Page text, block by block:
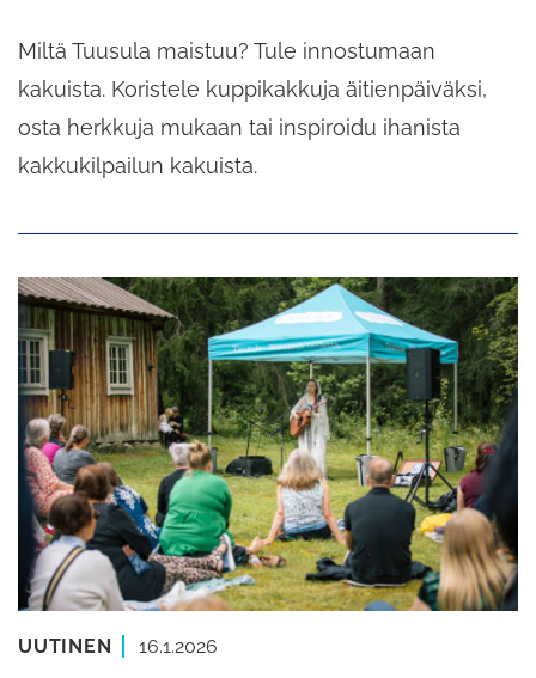
Miltä Tuusula maistuu? Tule innostumaan
kakuista. Koristele kuppikakkuja äitienpäiväksi,
osta herkkuja mukaan tai inspiroidu ihanista
kakkukilpailun kakuista.
UUTINEN 16.1.2026